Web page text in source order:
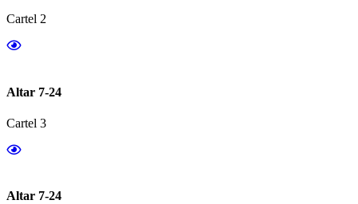
Cartel 2
Altar 7-24
Cartel 3
Altar 7-24